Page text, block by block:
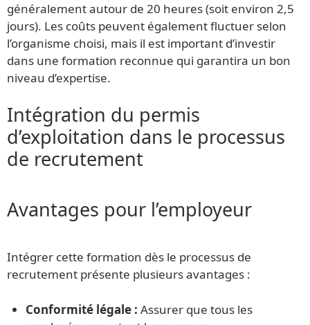
généralement autour de 20 heures (soit environ 2,5
jours). Les coûts peuvent également fluctuer selon
l’organisme choisi, mais il est important d’investir
dans une formation reconnue qui garantira un bon
niveau d’expertise.
Intégration du permis
d’exploitation dans le processus
de recrutement
Avantages pour l’employeur
Intégrer cette formation dès le processus de
recrutement présente plusieurs avantages :
Conformité légale : Assurer que tous les